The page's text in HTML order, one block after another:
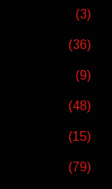
(3)
(36)
(9)
(48)
(15)
(79)